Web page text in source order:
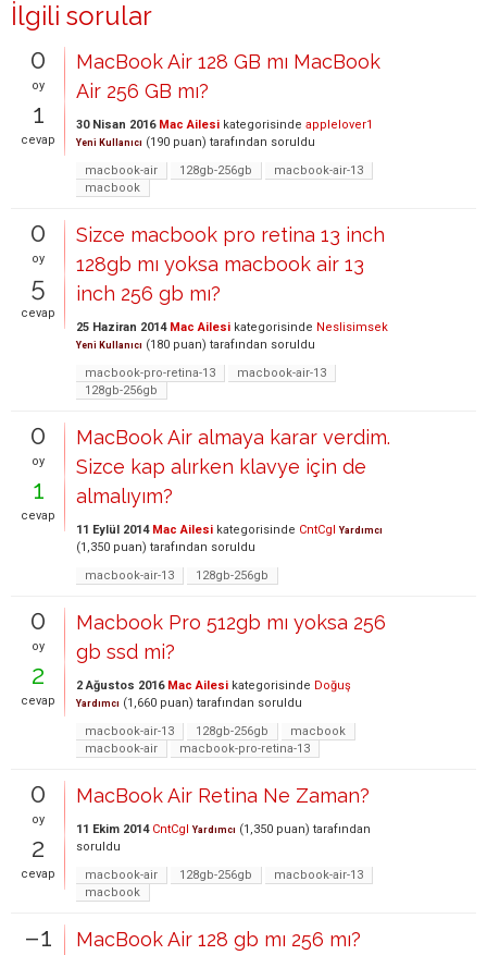
İlgili sorular
0
oy
1
cevap
MacBook Air 128 GB mı MacBook
Air 256 GB mı?
30 Nisan 2016 Mac Ailesi kategorisinde applelover1
Yeni Kullanıcı (190 puan) tarafından soruldu
macbook-air
128gb-256gb
macbook-air-13
macbook
0
oy
5
cevap
Sizce macbook pro retina 13 inch
128gb mı yoksa macbook air 13
inch 256 gb mı?
25 Haziran 2014 Mac Ailesi kategorisinde Neslisimsek
Yeni Kullanıcı (180 puan) tarafından soruldu
macbook-pro-retina-13
macbook-air-13
128gb-256gb
0
oy
1
cevap
MacBook Air almaya karar verdim.
Sizce kap alırken klavye için de
almalıyım?
11 Eylül 2014 Mac Ailesi kategorisinde CntCgl Yardımcı
(1,350 puan) tarafından soruldu
macbook-air-13
128gb-256gb
0
oy
2
cevap
Macbook Pro 512gb mı yoksa 256
gb ssd mi?
2 Ağustos 2016 Mac Ailesi kategorisinde Doğuş
Yardımcı (1,660 puan) tarafından soruldu
macbook-air-13
128gb-256gb
macbook
macbook-air
macbook-pro-retina-13
0
oy
2
cevap
MacBook Air Retina Ne Zaman?
11 Ekim 2014 CntCgl Yardımcı (1,350 puan) tarafından
soruldu
macbook-air
128gb-256gb
macbook-air-13
macbook
–1 MacBook Air 128 gb mı 256 mı?